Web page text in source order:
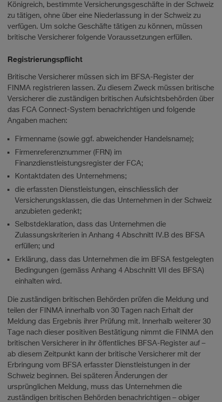
Königreich, bestimmte Versicherungsgeschäfte in der Schweiz
zu tätigen, ohne über eine Niederlassung in der Schweiz zu
verfügen. Um solche Geschäfte tätigen zu können, müssen
britische Versicherer folgende Voraussetzungen erfüllen.
Registrierungspflicht
Britische Versicherer müssen sich im BFSA-Register der
FINMA registrieren lassen. Zu diesem Zweck müssen britische
Versicherer die zuständigen britischen Aufsichtsbehörden über
das FCA Connect-System benachrichtigen und folgende
Angaben machen:
Firmenname (sowie ggf. abweichender Handelsname);
Firmenreferenznummer (FRN) im
Finanzdienstleistungsregister der FCA;
Kontaktdaten des Unternehmens;
die erfassten Dienstleistungen, einschliesslich der
Versicherungsklassen, die das Unternehmen in der Schweiz
anzubieten gedenkt;
Selbstdeklaration, dass das Unternehmen die
Zulassungskriterien in Anhang 4 Abschnitt IV.B des BFSA
erfüllen; und
Erklärung, dass das Unternehmen die im BFSA festgelegten
Bedingungen (gemäss Anhang 4 Abschnitt VII des BFSA)
einhalten wird.
Die zuständigen britischen Behörden prüfen die Meldung und
teilen der FINMA innerhalb von 30 Tagen nach Erhalt der
Meldung das Ergebnis ihrer Prüfung mit. Innerhalb weiterer 30
Tage nach dieser positiven Bestätigung nimmt die FINMA den
britischen Versicherer in ihr öffentliches BFSA-Register auf –
ab diesem Zeitpunkt kann der britische Versicherer mit der
Erbringung vom BFSA erfasster Dienstleistungen in der
Schweiz beginnen. Bei späteren Änderungen der
ursprünglichen Meldung, muss das Unternehmen die
zuständigen britischen Behörden benachrichtigen – obiger